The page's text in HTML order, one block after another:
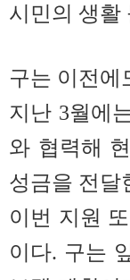
시민의 생활
구는 이전에
지난 3월에
와 협력해
성금을 전달
이번 지원
이다. 구는